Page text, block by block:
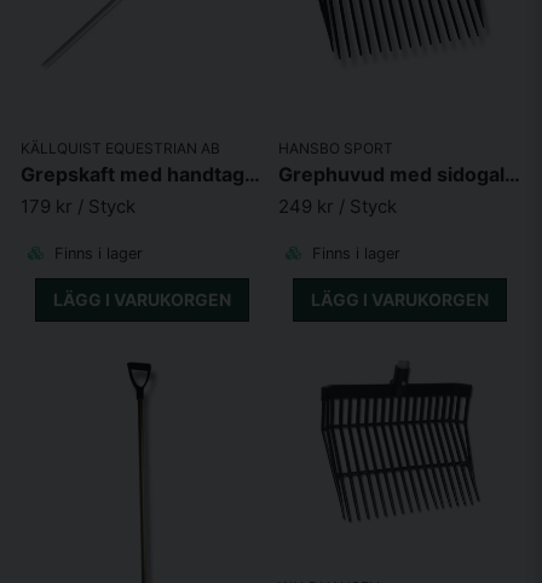
KÄLLQUIST EQUESTRIAN AB
Grepskaft med handtag Junior 95cm Cerise
179 kr / Styck
Finns i lager
LÄGG I VARUKORGEN
HANSBO SPORT
Grephuvud med sidogaller stor
249 kr / Styck
Finns i lager
LÄGG I VARUKORGEN